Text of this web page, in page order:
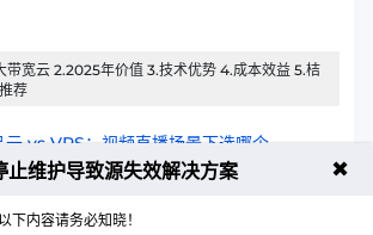
带宽云 2.2025年价值 3.技术优势 4.成本效益 5.桔
荐
云 vs VPS：视频直播场景下选哪个
维护导致源失效解决方案 ✖
下内容请务必知晓！